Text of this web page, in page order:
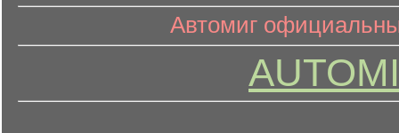
информационный контент
Автомиг